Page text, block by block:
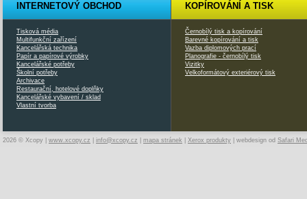
INTERNETOVÝ OBCHOD
Tisková média
Multifunkční zařízení
Kancelářská technika
Papír a papírové výrobky
Kancelářské potřeby
Školní potřeby
Archivace
Restaurační, hotelové doplňky
Kancelářské vybavení / sklad
Vlastní tvorba
KOPÍROVÁNÍ A TISK
Černobílý tisk a kopírování
Barevné kopírování a tisk
Vazba diplomových prací
Planografie - černobílý tisk
Vizitky
Velkoformátový exteriérový tisk
2026 © Xcopy | www.xcopy.cz info@xcopy.cz mapa stránek Xerox produkty | webdesign od Safari